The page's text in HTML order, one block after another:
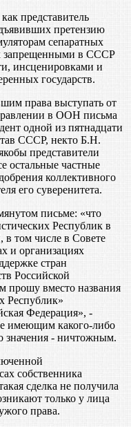
представитель
претензию
сепаратных
запрещенными в СССР
инсценировками и
государств.
права выступать от
в ООН письма
одной из пятнадцати
СССР, некто Б.Н.
представители
остальные частные
коллективного
его суверенитета.
письме: «что
Республик в
том числе в Совете
и организациях
стран
Российской
прошу вместо названия
Республик»
Федерация», -
имеющим какого-либо
значения - ничтожным.
собственника
сделка не получила
только у лица
права.